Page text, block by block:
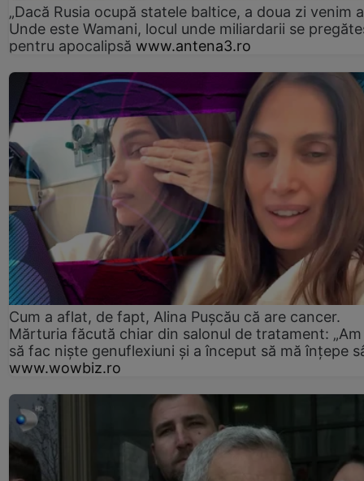
„Dacă Rusia ocupă statele baltice, a doua zi venim
Unde este Wamani, locul unde miliardarii se
pentru apocalipsă www.antena3.ro
Cum a aflat, de fapt, Alina Pușcău că are cancer.
Mărturia făcută chiar din salonul de tratament:
să fac niște genuflexiuni și a început să mă înțepe
www.wowbiz.ro